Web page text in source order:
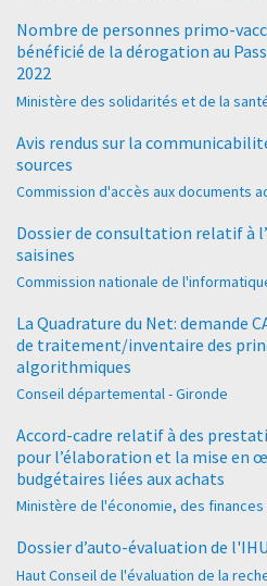
Nombre de personnes primo-
bénéficié de la dérogation au
2022
Ministère des solidarités et de la
Avis rendus sur la
sources
Commission d'accès aux documents
Dossier de consultation relatif à
saisines
Commission nationale de
La Quadrature du Net: demande
de traitement/inventaire des
algorithmiques
Conseil départemental - Gironde
Accord-cadre relatif à des
pour l’élaboration et la mise en
budgétaires liées aux achats
Ministère de l'économie, des
Dossier d’auto-évaluation de
Haut Conseil de l'évaluation de la